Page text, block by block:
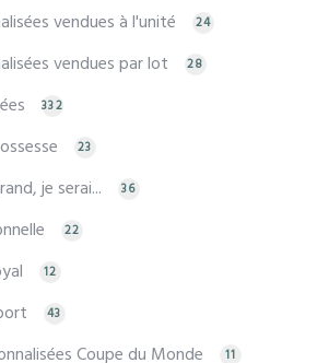
vendues à l'unité 24
vendues par lot 28
332
23
je serai... 36
22
12
43
Coupe du Monde 11